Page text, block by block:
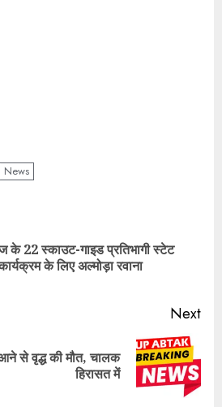
News
के 22 स्काउट-गाइड प्रतिभागी स्टेट
के लिए अल्मोड़ा रवाना
Next
से वृद्ध की मौत, चालक
हिरासत में